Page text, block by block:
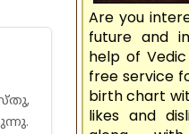
Are you
future and
help of
free service
birth chart
likes and